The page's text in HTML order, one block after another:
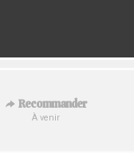
Recommander
À venir